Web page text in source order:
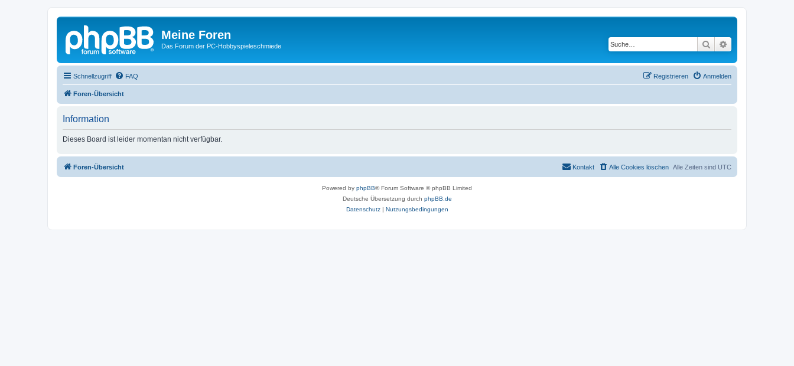
Meine Foren
Das Forum der PC-Hobbyspieleschmiede Suche
Schnellzugriff FAQ Anmelden
Registrieren
Foren-Übersicht
Information
Dieses Board ist leider momentan nicht verfügbar.
Foren-Übersicht Alle Zeiten sind UTC
Alle Cookies löschen
Kontakt
Powered by phpBB® Forum Software © phpBB Limited
Deutsche Übersetzung durch phpBB.de
Datenschutz| Nutzungsbedingungen